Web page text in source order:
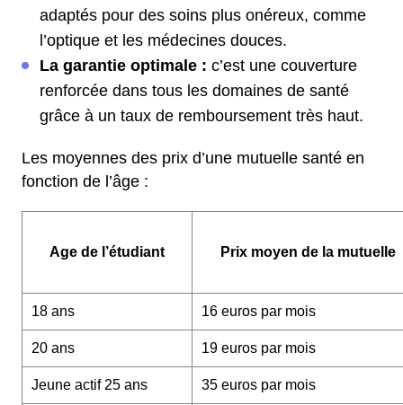
adaptés pour des soins plus onéreux, comme
l’optique et les médecines douces.
La garantie optimale : c’est une couverture
renforcée dans tous les domaines de santé
grâce à un taux de remboursement très haut.
Les moyennes des prix d’une mutuelle santé en
fonction de l’âge :
Age de l’étudiant Prix moyen de la mutuelle
18 ans 16 euros par mois
20 ans 19 euros par mois
Jeune actif 25 ans 35 euros par mois